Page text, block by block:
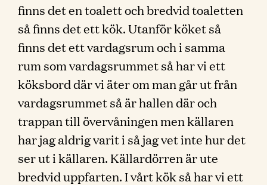
finns det en toalett och bredvid toaletten
så finns det ett kök. Utanför köket så
finns det ett vardagsrum och i samma
rum som vardagsrummet så har vi ett
köksbord där vi äter om man går ut från
vardagsrummet så är hallen där och
trappan till övervåningen men källaren
har jag aldrig varit i så jag vet inte hur det
ser ut i källaren. Källardörren är ute
bredvid uppfarten. I vårt kök så har vi ett